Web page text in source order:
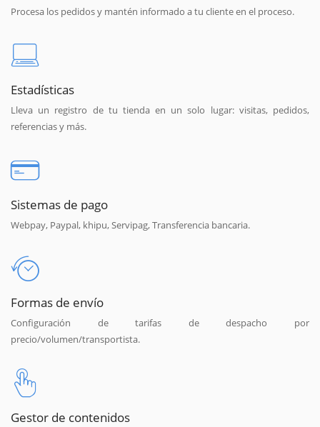
Procesa los pedidos y mantén informado a tu cliente en el proceso.
Estadísticas
Lleva un registro de tu tienda en un solo lugar: visitas, pedidos,
referencias y más.
Sistemas de pago
Webpay, Paypal, khipu, Servipag, Transferencia bancaria.
Formas de envío
Configuración de tarifas de despacho por
precio/volumen/transportista.
Gestor de contenidos